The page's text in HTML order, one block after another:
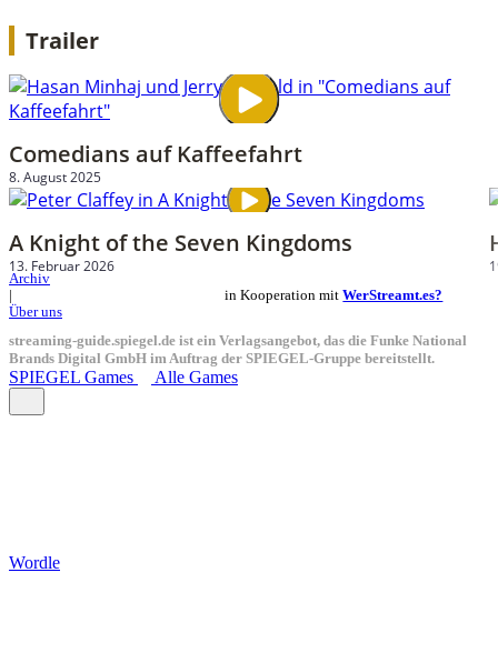
Trailer
Comedians auf Kaffeefahrt
8. August 2025
A Knight of the Seven Kingdoms
13. Februar 2026
Archiv
|
Über uns
in Kooperation mitWerStreamt.es?
streaming-guide.spiegel.de ist ein Verlagsangebot, das die Funke National
Brands Digital GmbH im Auftrag der SPIEGEL-Gruppe bereitstellt.
SPIEGEL Games Alle Games
Wordle